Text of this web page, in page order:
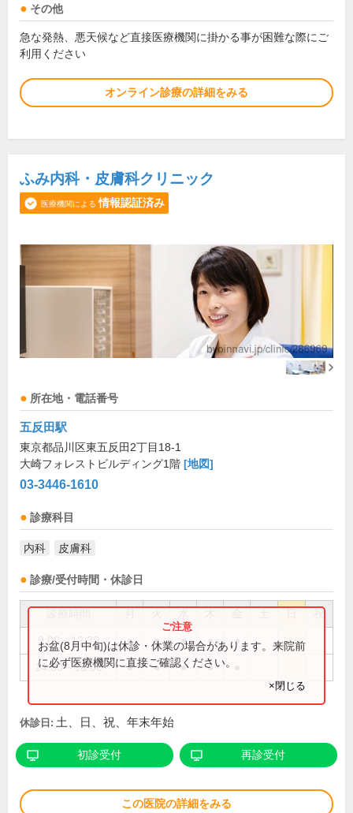
その他
急な発熱、悪天候など直接医療機関に掛かる事が困難な際にご
利用ください
オンライン診療の詳細をみる
ふみ内科・皮膚科クリニック
医療機関による 情報認証済み
所在地・電話番号
五反田駅
東京都品川区東五反田2丁目18-1
大崎フォレストビルディング1階 [地図]
03-3446-1610
診療科目
内科 皮膚科
診療/受付時間・休診日
祝
9:00～12:30 ● ● ● ● ●
14:30～18:00 ● ● ● ●
お盆(8月中旬)は休診・休業の場合があります。来院前
に必ず医療機関に直接ご確認ください。
×閉じる
休診日: 土、日、祝、年末年始
初診受付 再診受付
この医院の詳細をみる